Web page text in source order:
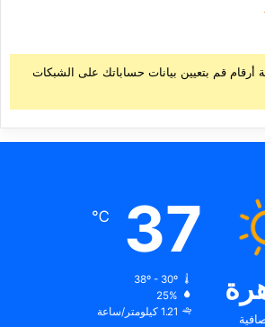
قم بتعيين بيانات حساباتك على الشبكات
37
℃
38º - 30º
25%
1.21 كيلومتر/ساعة